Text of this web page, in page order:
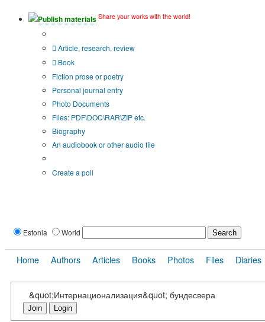
Publish materials Share your works with the world!
Article, research, review
Book
Fiction prose or poetry
Personal journal entry
Photo Documents
Files: PDF\DOC\RAR\ZIP etc.
Biography
An audiobook or other audio file
Create a poll
Estonia World
Home Authors Articles Books Photos Files Diaries
&quot;Интернационализация&quot; бундесвера
Join Login